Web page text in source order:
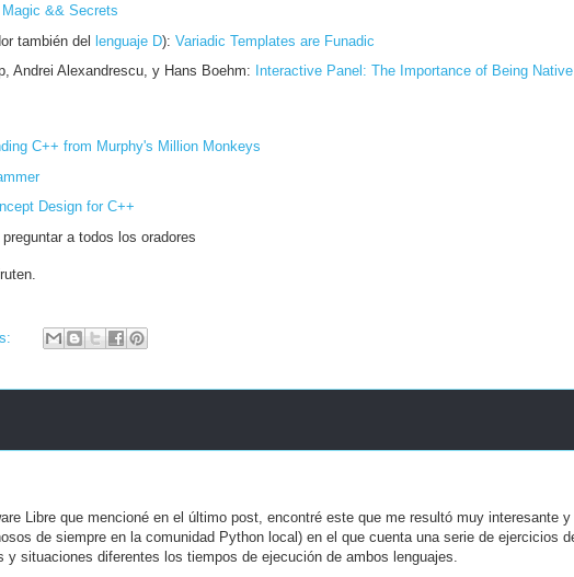
&& Secrets
también del lenguaje D): Variadic Templates are Funadic
Andrei Alexandrescu, y Hans Boehm:
Interactive Panel: The Importance of Being Native
C++ from Murphy's Million Monkeys
Design for C++
a todos los oradores
Libre que mencioné en el último post, encontré este que me resultó muy interesante
de siempre en la comunidad Python local) en el que cuenta una serie de ejercicios
y situaciones diferentes los tiempos de ejecución de ambos lenguajes.